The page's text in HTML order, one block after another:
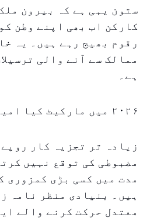
ستون یہی ہے کہ بیرون
کارکن اب بھی اپنے وطن
رقوم بھیج رہے ہیں۔ یہ
ممالک سے آنے والی
ہے۔
۲۰۲۶ میں مارکیٹ کیا امید رکھ سکتی ہے؟
زیادہ تر تجزیہ کار
مضبوطی کی توقع نہیں
مدت میں کسی بڑی کمزوری
ہیں۔ بنیادی منظر نامہ
معتدل حرکت کرنے والے